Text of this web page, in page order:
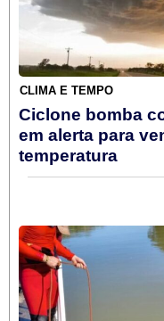
CLIMA E TEMPO
Ciclone bomba
em alerta para
temperatura